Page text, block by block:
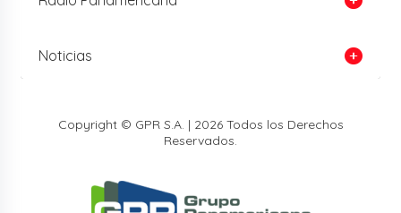
Noticias
Copyright © GPR S.A. | 2026 Todos los Derechos
Reservados.